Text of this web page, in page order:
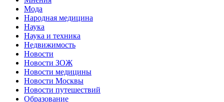
Мода
Народная медицина
Наука
Наука и техника
Недвижимость
Новости
Новости ЗОЖ
Новости медицины
Новости Москвы
Новости путешествий
Образование